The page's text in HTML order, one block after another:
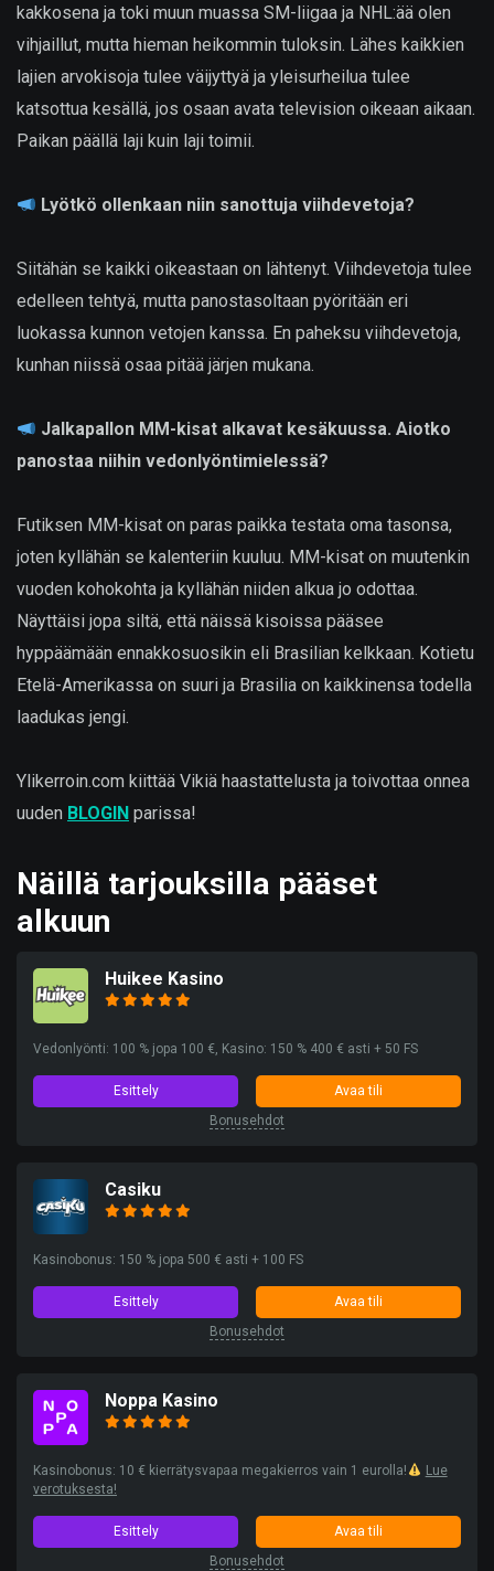
kakkosena ja toki muun muassa SM-liigaa ja NHL:ää olen
vihjaillut, mutta hieman heikommin tuloksin. Lähes kaikkien
lajien arvokisoja tulee väijyttyä ja yleisurheilua tulee
katsottua kesällä, jos osaan avata television oikeaan aikaan.
Paikan päällä laji kuin laji toimii.
Lyötkö ollenkaan niin sanottuja viihdevetoja?
Siitähän se kaikki oikeastaan on lähtenyt. Viihdevetoja tulee
edelleen tehtyä, mutta panostasoltaan pyöritään eri
luokassa kunnon vetojen kanssa. En paheksu viihdevetoja,
kunhan niissä osaa pitää järjen mukana.
Jalkapallon MM-kisat alkavat kesäkuussa. Aiotko
panostaa niihin vedonlyöntimielessä?
Futiksen MM-kisat on paras paikka testata oma tasonsa,
joten kyllähän se kalenteriin kuuluu. MM-kisat on muutenkin
vuoden kohokohta ja kyllähän niiden alkua jo odottaa.
Näyttäisi jopa siltä, että näissä kisoissa pääsee
hyppäämään ennakkosuosikin eli Brasilian kelkkaan. Kotietu
Etelä-Amerikassa on suuri ja Brasilia on kaikkinensa todella
laadukas jengi.
Ylikerroin.com kiittää Vikiä haastattelusta ja toivottaa onnea
uuden BLOGIN parissa!
Näillä tarjouksilla pääset
alkuun
Huikee Kasino
Vedonlyönti: 100 % jopa 100 €, Kasino: 150 % 400 € asti + 50 FS
Esittely
Avaa tili
Bonusehdot
Casiku
Kasinobonus: 150 % jopa 500 € asti + 100 FS
Esittely
Avaa tili
Bonusehdot
Noppa Kasino
Kasinobonus: 10 € kierrätysvapaa megakierros vain 1 eurolla!
Lue
verotuksesta!
Esittely
Avaa tili
Bonusehdot